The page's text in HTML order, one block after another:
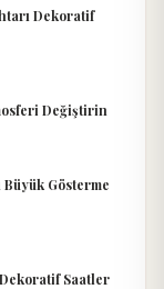
Dekoratif
Değiştirin
Gösterme
Saatler